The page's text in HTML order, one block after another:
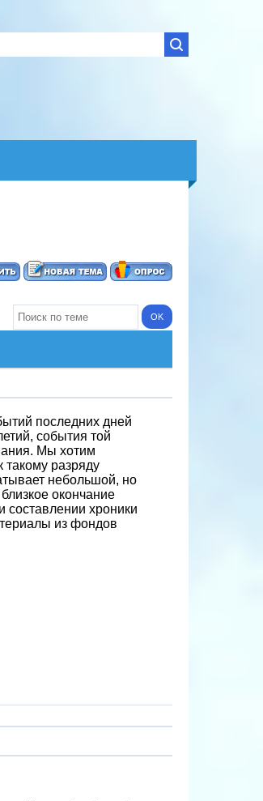
последних дней
события той
Мы хотим
такому разряду
небольшой, но
окончание
хроники
из фондов